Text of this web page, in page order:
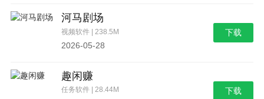
河马剧场
视频软件 | 238.5M
2026-05-28
下载
趣闲赚
任务软件 | 28.44M 下载